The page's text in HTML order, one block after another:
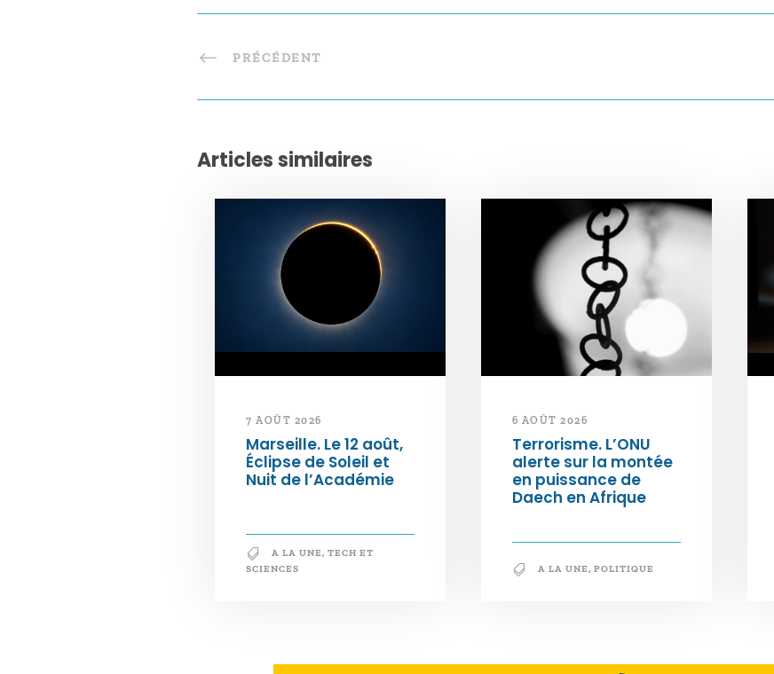
PRÉCÉDENT
Articles similaires
7 AOÛT 2026
Marseille. Le 12 août,
Éclipse de Soleil et
Nuit de l’Académie
A LA UNE, TECH ET
SCIENCES
6 AOÛT 2026
Terrorisme. L’ONU
alerte sur la montée
en puissance de
Daech en Afrique
A LA UNE, POLITIQUE